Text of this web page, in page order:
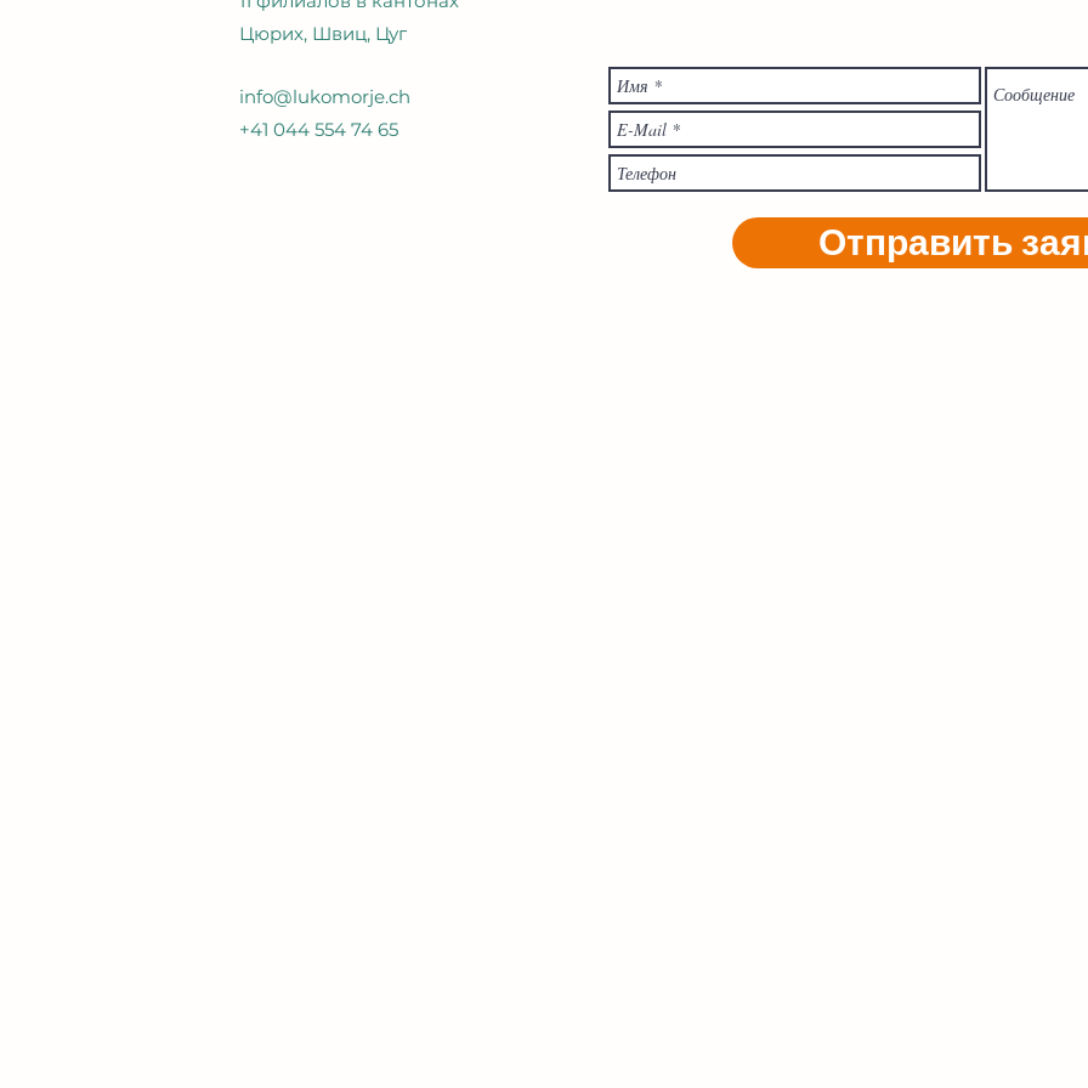
Цюрих, Швиц, Цуг
info@lukomorje.ch
Отправить
+41 044 554 74 65